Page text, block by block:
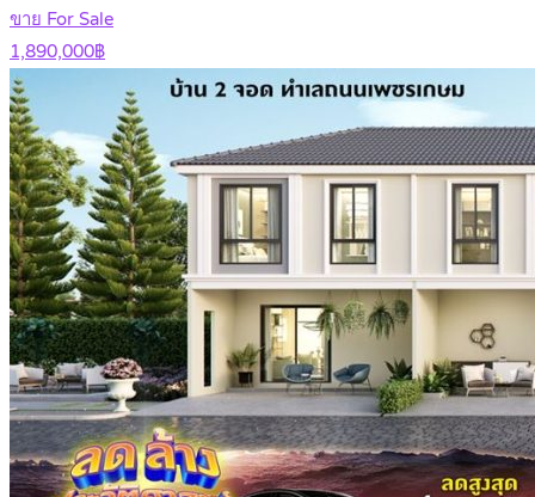
ขาย For Sale
1,890,000฿